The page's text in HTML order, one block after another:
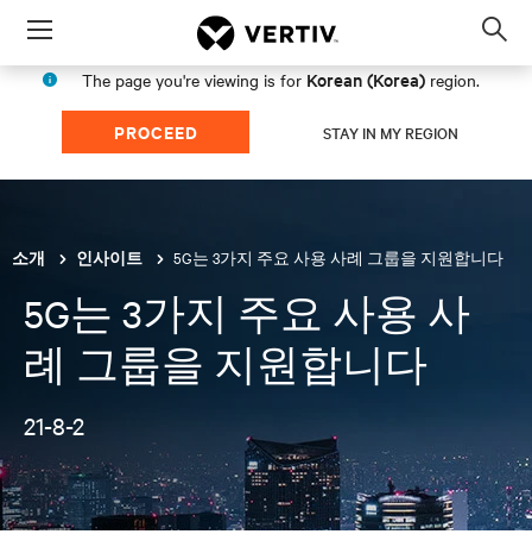
Menu
The page you're viewing is for Korean (Korea) region.
PROCEED STAY IN MY REGION
소개 인사이트 5G는 3가지 주요 사용 사례 그룹을 지원합니다
5G는 3가지 주요 사용 사
례 그룹을 지원합니다
21-8-2